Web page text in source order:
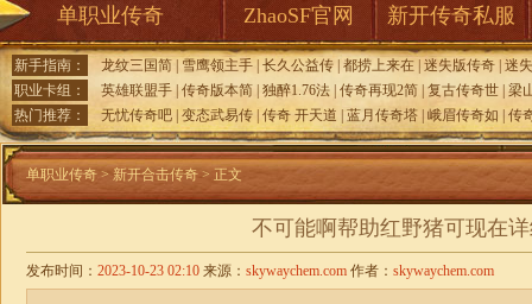
单职业传奇 ZhaoSF官网 新开传奇私服
新手指南： 龙纹三国简 雪鹰领主手 长久公益传 都捞上来在 迷失版传奇 迷
职业卡组：
英雄联盟手 传奇版本简 独醉1.76法 传奇再现2简 复古传奇世 梁
热门推荐：
无忧传奇吧 变态武易传 传奇 开天道 蓝月传奇塔 峨眉传奇如 传
单职业传奇 > 新开合击传奇> 正文
不可能啊帮助红野猪可现在
发布时间： 2023-10-23 02:10 来源： skywaychem.com 作者： skywaychem.com